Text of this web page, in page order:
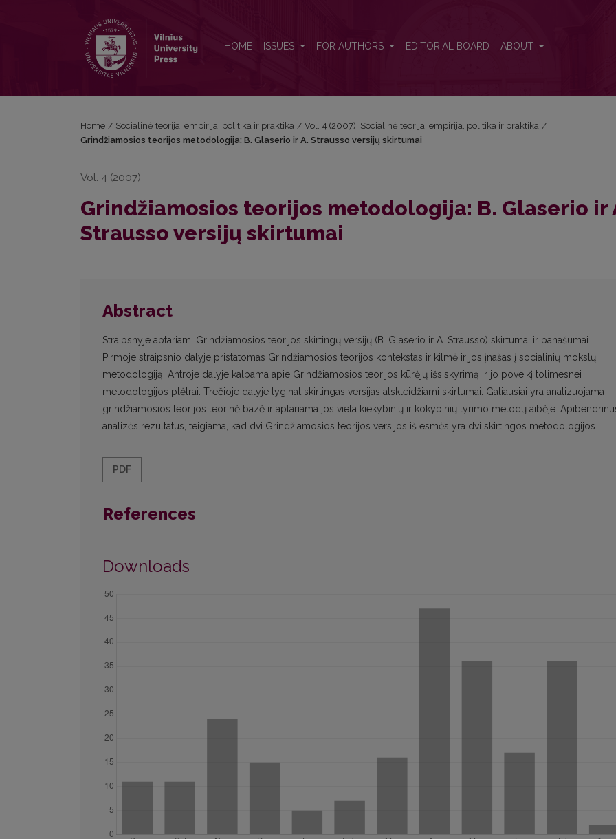
HOME ISSUES FOR AUTHORS EDITORIAL BOARD ABOUT
Home / Socialinė teorija, empirija, politika ir praktika / Vol. 4 (2007): Socialinė teorija, empirija, politika ir praktika /
Grindžiamosios teorijos metodologija: B. Glaserio ir A. Strausso versijų skirtumai
Vol. 4 (2007)
Grindžiamosios teorijos metodologija: B. Glaserio ir
Strausso versijų skirtumai
Abstract
Straipsnyje aptariami Grindžiamosios teorijos skirtingų versijų (B. Glaserio ir A. Strausso) skirtumai ir panašumai.
Pirmoje straipsnio dalyje pristatomas Grindžiamosios teorijos kontekstas ir kilmė ir jos įnašas į socialinių mokslų
metodologiją. Antroje dalyje kalbama apie Grindžiamosios teorijos kūrėjų išsiskyrimą ir jo poveikį tolimesnei
metodologijos plėtrai. Trečioje dalyje lyginat skirtingas versijas atskleidžiami skirtumai. Galiausiai yra analizuojama
grindžiamosios teorijos teorinė bazė ir aptariama jos vieta kiekybinių ir kokybinių tyrimo metodų aibėje.
analizės rezultatus, teigiama, kad dvi Grindžiamosios teorijos versijos iš esmės yra dvi skirtingos metodologijos.
PDF
References
Downloads